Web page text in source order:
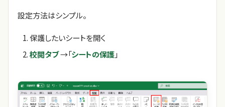
設定方法はシンプル。
保護したいシートを開く
校閲タブ→「シートの保護」